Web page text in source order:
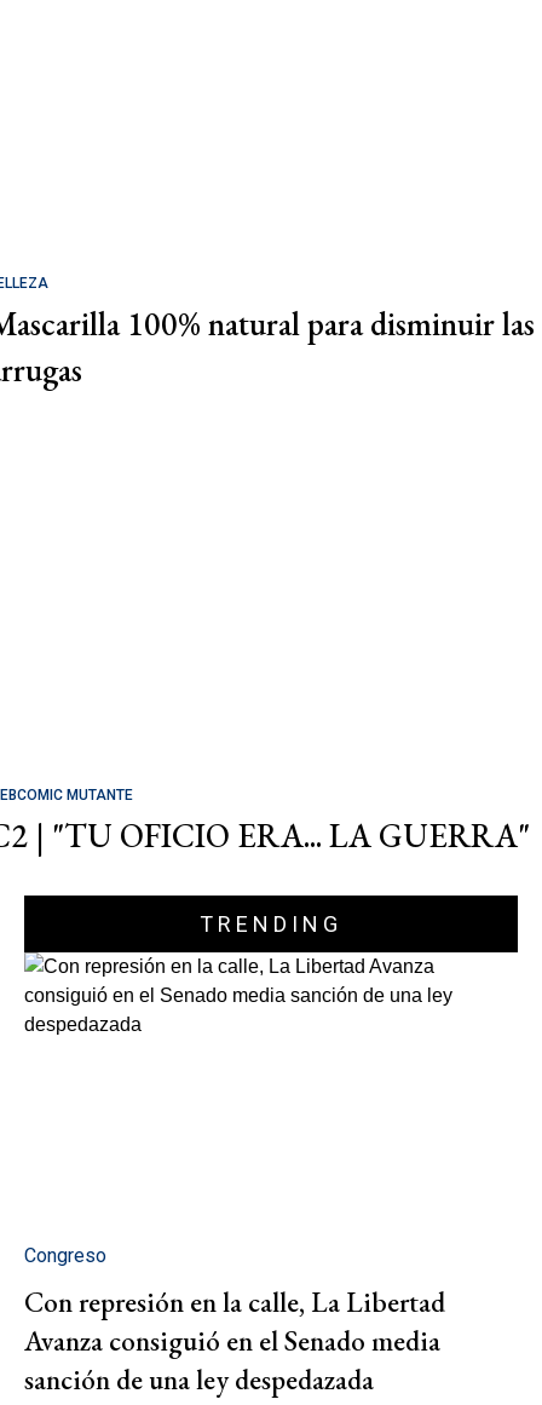
100% natural para disminuir las
MUTANTE
| "TU OFICIO ERA... LA GUERRA"
TRENDING
Congreso
Con represión en la calle, La Libertad
Avanza consiguió en el Senado media
sanción de una ley despedazada